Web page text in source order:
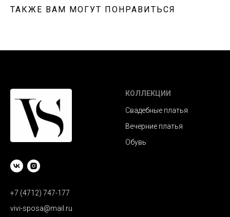
ТАКЖЕ ВАМ МОГУТ ПОНРАВИТЬСЯ
+7 (4712) 747-177
vivi-sposa@mail.ru
КОЛЛЕКЦИИ
Свадебные платья
Вечерние платья
Обувь